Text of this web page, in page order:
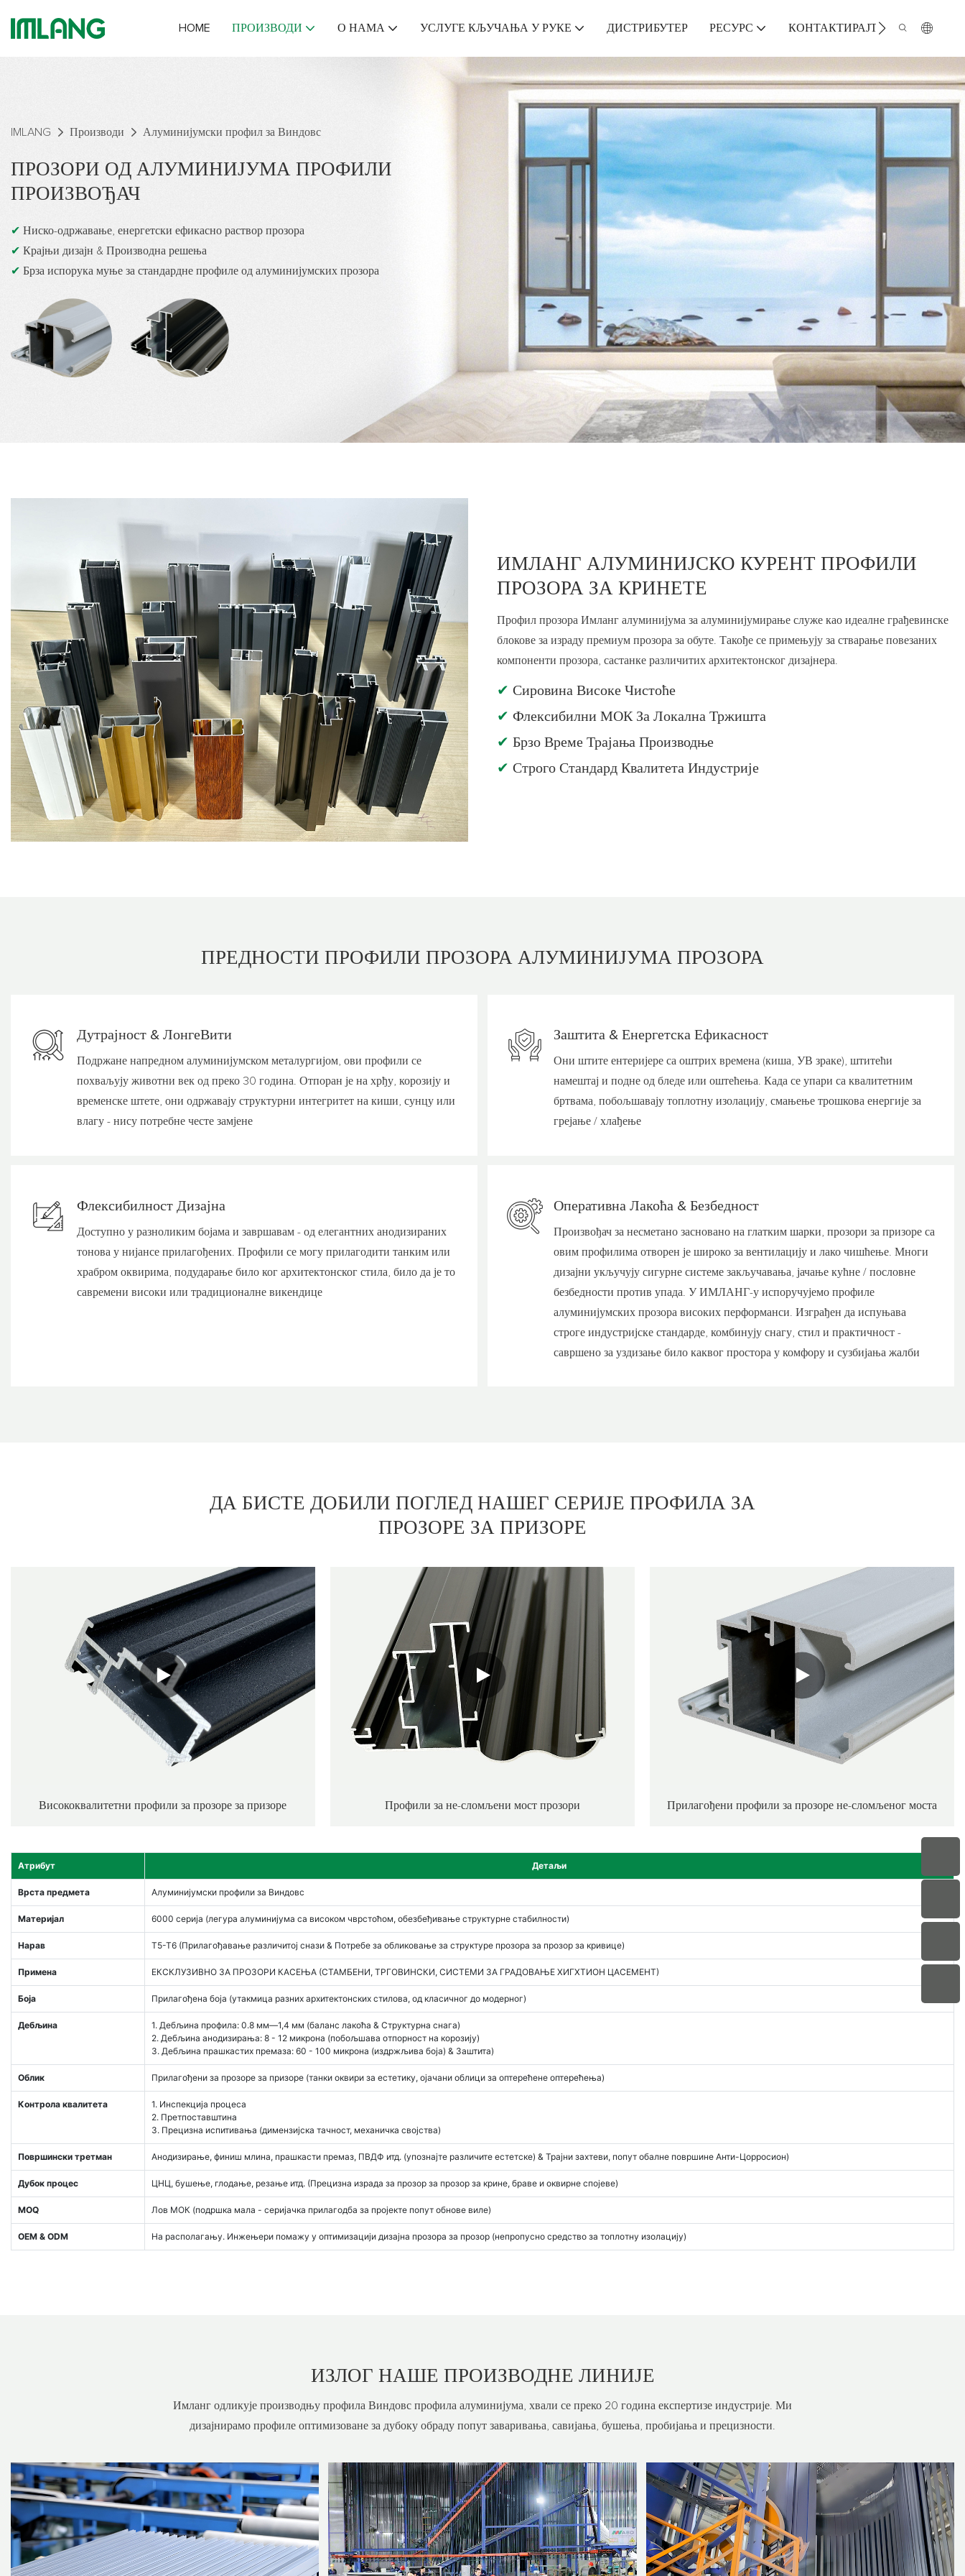
HOME ПРОИЗВОДИ О НАМА УСЛУГЕ КЉУЧАЊА У РУКЕ ДИСТРИБУТЕР РЕСУРС КОНТАКТИРАЈТЕ НАС
IMLANG Производи Алуминијумски профил за Виндовс
ПРОЗОРИ ОД АЛУМИНИЈУМА ПРОФИЛИ
ПРОИЗВОЂАЧ
✔ Ниско-одржавање, енергетски ефикасно раствор прозора
✔ Крајњи дизајн & Производна решења
✔ Брза испорука муње за стандардне профиле од алуминијумских прозора
ИМЛАНГ АЛУМИНИЈСКО КУРЕНТПРОФИЛИ
ПРОЗОРА ЗА КРИНЕТЕ
Профил прозора Имланг алуминијума за алуминијумирање служе као идеалне грађевинске
блокове за израду премиум прозора за обуте. Такође се примењују за стварање повезаних
компоненти прозора, састанке различитих архитектонског дизајнера.
✔Сировина Високе Чистоће
✔Флексибилни МОК За Локална Тржишта
✔Брзо Време Трајања Производње
✔Строго Стандард Квалитета Индустрије
ПРЕДНОСТИ ПРОФИЛИ ПРОЗОРА АЛУМИНИЈУМА ПРОЗОРА
Дутрајност & ЛонгеВити
Подржане напредном алуминијумском металургијом, ови профили се
похваљују животни век од преко 30 година. Отпоран је на хрђу, корозију и
временске штете, они одржавају структурни интегритет на киши, сунцу или
влагу - нису потребне честе замјене
Заштита & Енергетска Ефикасност
Они штите ентеријере са оштрих времена (киша, УВ зраке), штитећи
намештај и подне од бледе или оштећења. Када се упари са квалитетним
бртвама, побољшавају топлотну изолацију, смањење трошкова енергије за
грејање / хлађење
Флексибилност Дизајна
Доступно у разноликим бојама и завршавам - од елегантних анодизираних
тонова у нијансе прилагођених. Профили се могу прилагодити танким или
храбром оквирима, подударање било ког архитектонског стила, било да је то
савремени високи или традиционалне викендице
Оперативна Лакоћа & Безбедност
Произвођач за несметано засновано на глатким шарки, прозори за призоре са
овим профилима отворен је широко за вентилацију и лако чишћење. Многи
дизајни укључују сигурне системе закључавања, јачање кућне / пословне
безбедности против упада. У ИМЛАНГ-у испоручујемо профиле
алуминијумских прозора високих перформанси. Изграђен да испуњава
строге индустријске стандарде, комбинују снагу, стил и практичност -
савршено за уздизање било каквог простора у комфору и сузбијања жалби
ДА БИСТЕ ДОБИЛИ ПОГЛЕД НАШЕГ СЕРИЈЕ ПРОФИЛА ЗА
ПРОЗОРЕ ЗА ПРИЗОРЕ
Висококвалитетни профили за прозоре за призоре Профили за не-сломљени мост прозори Прилагођени профили за прозоре не-сломљеног моста
Атрибут Детаљи
Врста предмета Алуминијумски профили за Виндовс
Материјал 6000 серија (легура алуминијума са високом чврстоћом, обезбеђивање структурне стабилности)
Нарав T5-T6 (Прилагођавање различитој снази & Потребе за обликовање за структуре прозора за прозор за кривице)
Примена ЕКСКЛУЗИВНО ЗА ПРОЗОРИ КАСЕЊА (СТАМБЕНИ, ТРГОВИНСКИ, СИСТЕМИ ЗА ГРАДОВАЊЕ ХИГХТИОН ЦАСЕМЕНТ)
Боја Прилагођена боја (утакмица разних архитектонских стилова, од класичног до модерног)
Дебљина
1. Дебљина профила: 0.8 мм—1,4 мм (баланс лакоћа & Структурна снага)
2. Дебљина анодизирања: 8 - 12 микрона (побољшава отпорност на корозију)
3. Дебљина прашкастих премаза: 60 ​​- 100 микрона (издржљива боја) & Заштита)
Облик Прилагођени за прозоре за призоре (танки оквири за естетику, ојачани облици за оптерећене оптерећења)
Контрола квалитета
1. Инспекција процеса
2. Претпоставштина
3. Прецизна испитивања (димензијска тачност, механичка својства)
Површински третман Анодизирање, финиш млина, прашкасти премаз, ПВДФ итд. (упознајте различите естетске) & Трајни захтеви, попут обалне површине Анти-Цорросион)
Дубок процес ЦНЦ, бушење, глодање, резање итд. (Прецизна израда за прозор за прозор за крине, браве и оквирне спојеве)
MOQ Лов МОК (подршка мала - серијачка прилагодба за пројекте попут обнове виле)
OEM & ODM На располагању. Инжењери помажу у оптимизацији дизајна прозора за прозор (непропусно средство за топлотну изолацију)
ИЗЛОГ НАШЕ ПРОИЗВОДНЕ ЛИНИЈЕ
Имланг одликује производњу профила Виндовс профила алуминијума, хвали се преко 20 година експертизе индустрије. Ми
дизајнирамо профиле оптимизоване за дубоку обраду попут заваривања, савијања, бушења, пробијања и прецизности.